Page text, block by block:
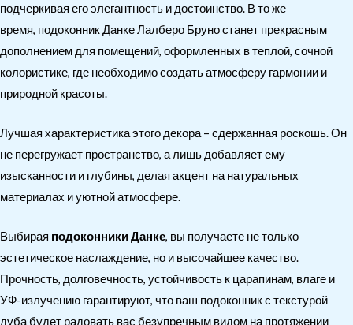
подчеркивая его элегантность и достоинство. В то же
время, подоконник Данке Лалберо Бруно станет прекрасным
дополнением для помещений, оформленных в теплой, сочной
колористике, где необходимо создать атмосферу гармонии и
природной красоты.
Лучшая характеристика этого декора – сдержанная роскошь. Он
не перегружает пространство, а лишь добавляет ему
изысканности и глубины, делая акцент на натуральных
материалах и уютной атмосфере.
Выбирая подоконники Данке, вы получаете не только
эстетическое наслаждение, но и высочайшее качество.
Прочность, долговечность, устойчивость к царапинам, влаге и
УФ-излучению гарантируют, что ваш подоконник с текстурой
дуба будет радовать вас безупречным видом на протяжении